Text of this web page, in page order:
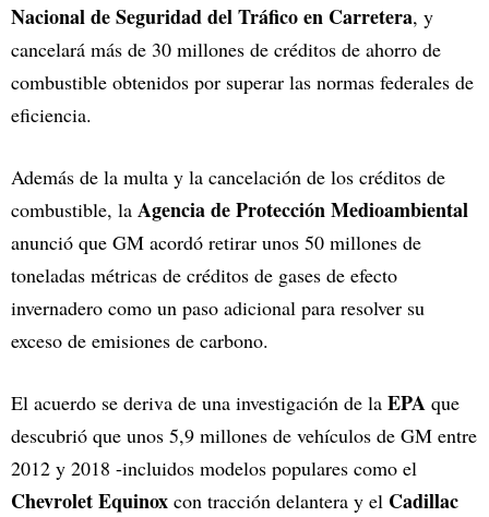
Nacionalde Seguridad del Tráfico en Carretera, y
cancelará más de 30 millones de créditos de ahorro de
combustible obtenidos por superar las normas federales de
eficiencia.
Además de la multa y la cancelación de los créditos de
combustible, la Agencia de Protección Medioambiental
anunció que GM acordó retirar unos 50 millones de
toneladas métricas de créditos de gases de efecto
invernadero como un paso adicional para resolver su
exceso de emisiones de carbono.
El acuerdo se deriva de una investigación de la EPA que
descubrió que unos 5,9 millones de vehículos de GM entre
2012 y 2018 -incluidos modelos populares como el
Chevrolet Equinox con tracción delantera y el Cadillac